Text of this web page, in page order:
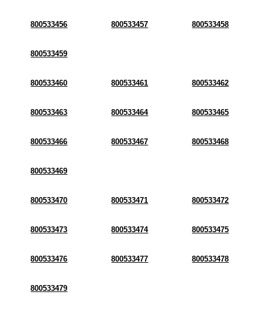
800533456 800533457 800533458
800533459
800533460 800533461 800533462
800533463 800533464 800533465
800533466 800533467 800533468
800533469
800533470 800533471 800533472
800533473 800533474 800533475
800533476 800533477 800533478
800533479